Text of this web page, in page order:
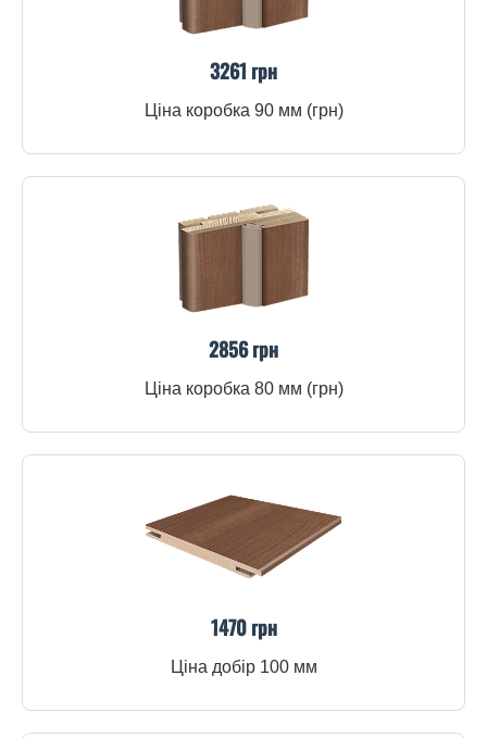
3261 грн
Ціна коробка 90 мм (грн)
2856 грн
Ціна коробка 80 мм (грн)
1470 грн
Ціна добір 100 мм